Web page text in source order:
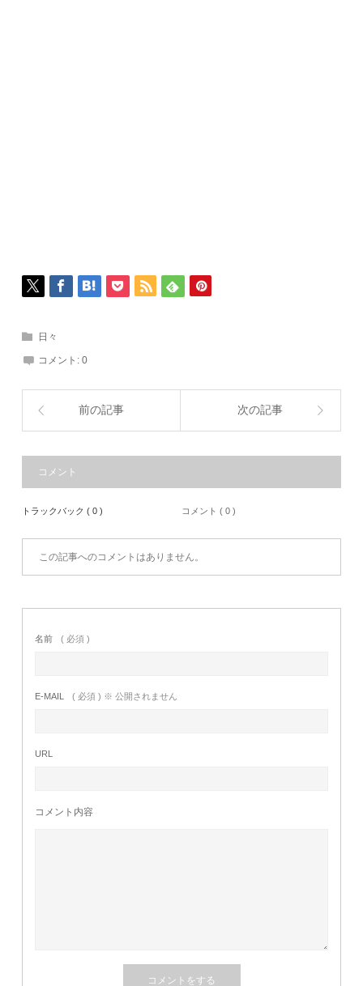
日々
コメント:0
前の記事 次の記事
コメント
トラックバック ( 0 ) コメント ( 0 )
この記事へのコメントはありません。
名前 ( 必須 )
E-MAIL ( 必須 ) ※ 公開されません
URL
コメント内容